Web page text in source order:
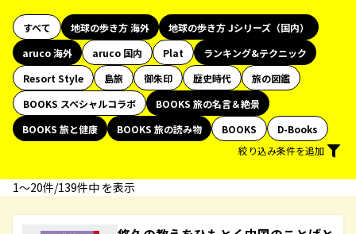
すべて 地球の歩き方 海外
地球の歩き方 Jシリーズ（国内）
aruco 海外
aruco 国内 Plat
ランキング&テクニック
Resort Style
島旅 御朱印 歴史時代
旅の図鑑
BOOKS スペシャルコラボ
BOOKS 旅の名言＆絶景
BOOKS 旅と健康
BOOKS 旅の読み物 BOOKS
D-Books
絞り込み条件を追加
1〜20件/139件中 を表示